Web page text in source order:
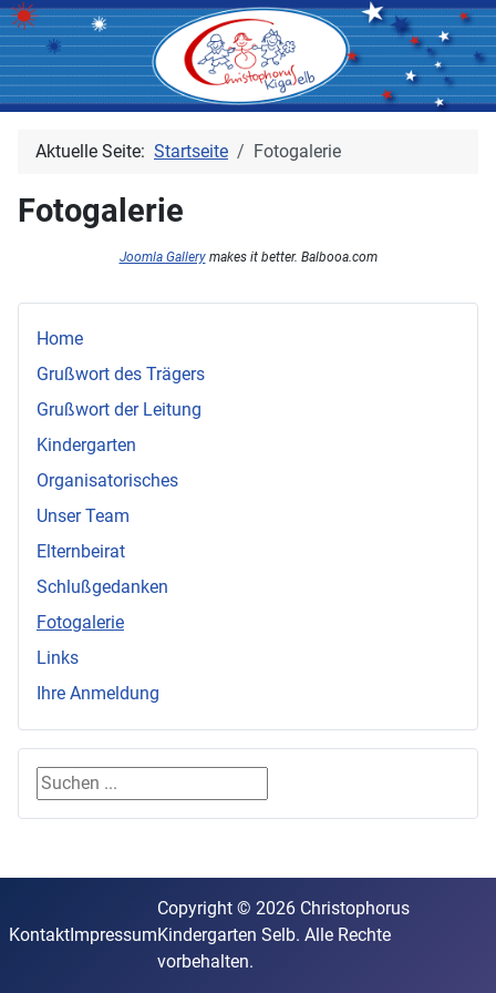
Home
Grußwort des Trägers
Grußwort der Leitung
Kindergarten
Organisatorisches
Unser Team
Elternbeirat
Schlußgedanken
Fotogalerie
Links
Ihre Anmeldung
Suchen ...
Aktuelle Seite: Startseite Fotogalerie
Fotogalerie
Joomla Gallerymakes it better. Balbooa.com
KontaktImpressum
Copyright © 2026 Christophorus
Kindergarten Selb. Alle Rechte
vorbehalten.